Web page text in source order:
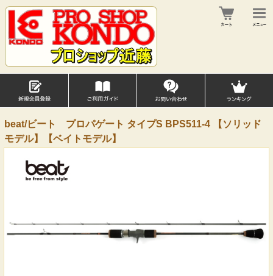
beat/ビート プロパゲート タイプS BPS511-4 【ソリッド
モデル】【ベイトモデル】